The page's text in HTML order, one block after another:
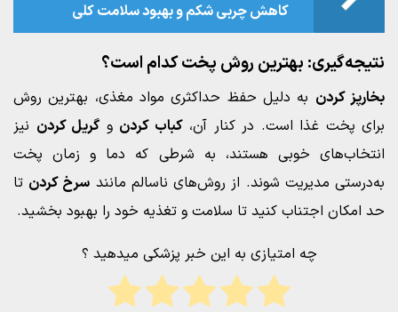
کاهش چربی شکم و بهبود سلامت کلی
نتیجه‌گیری: بهترین روش پخت کدام است؟
بخارپز کردن به دلیل حفظ حداکثری مواد مغذی، بهترین روش
برای پخت غذا است. در کنار آن،کباب کردن و گریل کردن نیز
انتخاب‌های خوبی هستند، به شرطی که دما و زمان پخت
به‌درستی مدیریت شوند. از روش‌های ناسالم مانند سرخ کردن تا
حد امکان اجتناب کنید تا سلامت و تغذیه خود را بهبود بخشید.
چه امتیازی به این خبر پزشکی میدهید ؟